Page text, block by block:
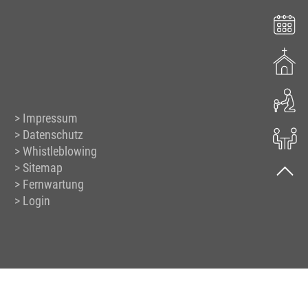
Impressum
Datenschutz
Whistleblowing
Sitemap
Fernwartung
Login